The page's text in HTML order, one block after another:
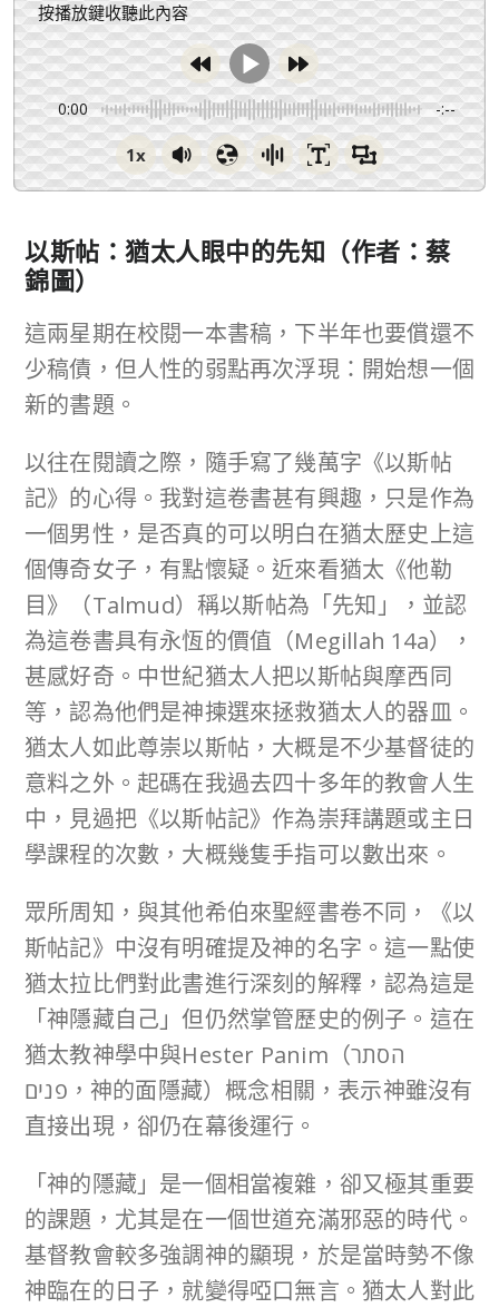
按播放鍵收聽此內容
0:00 -:--
1x
以斯帖：猶太人眼中的先知 （作者：蔡
錦圖）
這兩星期在校閱一本書稿，下半年也要償還不
少稿債，但人性的弱點再次浮現：開始想一個
新的書題。
以往在閱讀之際，隨手寫了幾萬字《以斯帖
記》的心得。我對這卷書甚有興趣，只是作為
一個男性，是否真的可以明白在猶太歷史上這
個傳奇女子，有點懷疑。近來看猶太《他勒
目》（Talmud）稱以斯帖為「先知」，並認
為這卷書具有永恆的價值（Megillah 14a），
甚感好奇。中世紀猶太人把以斯帖與摩西同
等，認為他們是神揀選來拯救猶太人的器皿。
猶太人如此尊崇以斯帖，大概是不少基督徒的
意料之外。起碼在我過去四十多年的教會人生
中，見過把《以斯帖記》作為崇拜講題或主日
學課程的次數，大概幾隻手指可以數出來。
眾所周知，與其他希伯來聖經書卷不同，《以
斯帖記》中沒有明確提及神的名字。這一點使
猶太拉比們對此書進行深刻的解釋，認為這是
「神隱藏自己」但仍然掌管歷史的例子。這在
猶太教神學中與Hester Panim（הסתר
פנים，神的面隱藏）概念相關，表示神雖沒有
直接出現，卻仍在幕後運行。
「神的隱藏」是一個相當複雜，卻又極其重要
的課題，尤其是在一個世道充滿邪惡的時代。
基督教會較多強調神的顯現，於是當時勢不像
神臨在的日子，就變得啞口無言。猶太人對此